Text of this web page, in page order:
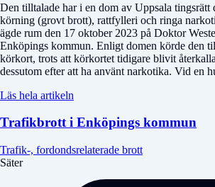
Den tilltalade har i en dom av Uppsala
körning (grovt brott), rattfylleri och ringa
ägde rum den 17 oktober 2023 på Doktor
Enköpings kommun. Enligt domen körde den
körkort, trots att körkortet tidigare blivit
dessutom efter att ha använt narkotika. Vid en
Läs hela artikeln
Trafikbrott i Enköpings kommun
Trafik-, fordondsrelaterade brott
Säter